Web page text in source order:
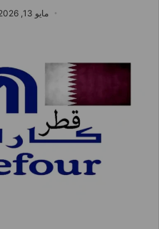
مايو 13, 2026